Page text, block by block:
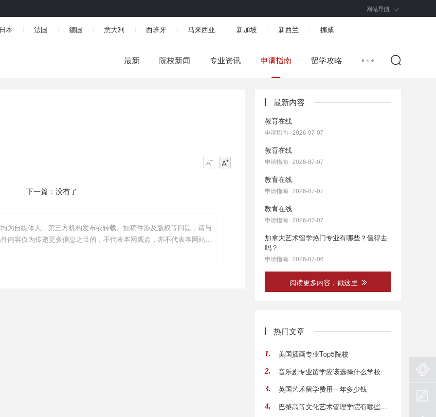
网站导航
本 法国 德国 意大利 西班牙 马来西亚 新加坡 新西兰 挪威
最新 院校新闻 专业资讯 申请指南 留学攻略
下一篇：没有了
为自媒体人、第三方机构发布或转载。如稿件涉及版权等问题，请与
我们联系删除或处理，客服邮箱123456@qq.com，稿件内容仅为传递更多信息之目的，不代表本网观点，亦不代表本网站赞同
最新内容
教育在线
申请指南 · 2026-07-07
教育在线
申请指南 · 2026-07-07
教育在线
申请指南 · 2026-07-07
教育在线
申请指南 · 2026-07-07
加拿大艺术留学热门专业有哪些？值得去
吗？
申请指南 · 2026-07-06
阅读更多内容，戳这里
热门文章
1. 美国插画专业Top5院校
2. 音乐剧专业留学应该选择什么学校
3. 英国艺术留学费用一年多少钱
4. 巴黎高等文化艺术管理学院有哪些优势专业